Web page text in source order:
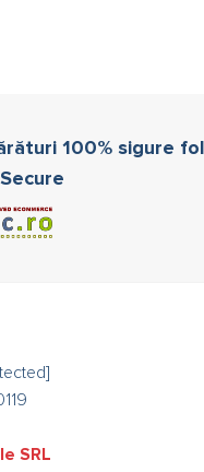
100% sigure
SRL